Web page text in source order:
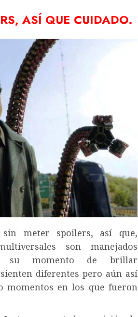
ASÍ QUE CUIDADO.
meter spoilers, así que,
son manejados
su momento de brillar
diferentes pero aún así
momentos en los que fueron